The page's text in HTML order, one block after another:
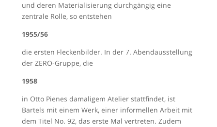
und deren Materialisierung durchgängig eine
zentrale Rolle, so entstehen
1955/56
die ersten Fleckenbilder. In der 7. Abendausstellung
der ZERO-Gruppe, die
1958
in Otto Pienes damaligem Atelier stattfindet, ist
Bartels mit einem Werk, einer informellen Arbeit mit
dem Titel No. 92, das erste Mal vertreten. Zudem